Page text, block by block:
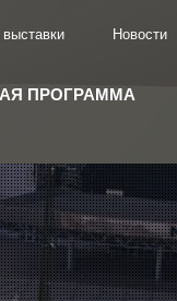
выставки Новости
ПРОГРАММА